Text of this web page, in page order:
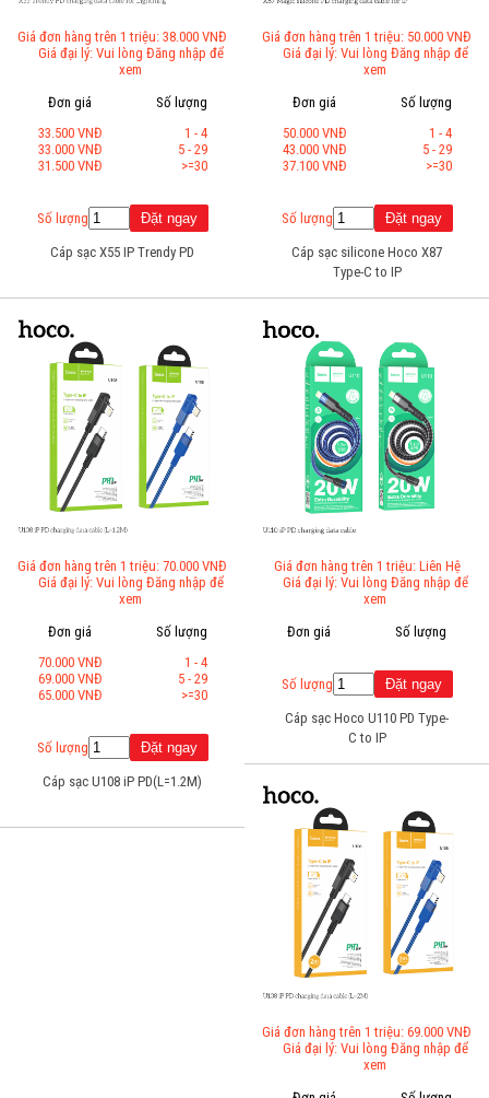
Giá đơn hàng trên 1 triệu: 38.000 VNĐ
Giá đại lý: Vui lòng Đăng nhập để
xem
Đơn giá
33.500 VNĐ
33.000 VNĐ
31.500 VNĐ
Số lượng
1 - 4
5 - 29
>=30
Số lượng
Cáp sạc X55 IP Trendy PD
Giá đơn hàng trên 1 triệu: 50.000 VNĐ
Giá đại lý: Vui lòng Đăng nhập để
xem
Đơn giá
50.000 VNĐ
43.000 VNĐ
37.100 VNĐ
Số lượng
1 - 4
5 - 29
>=30
Số lượng
Cáp sạc silicone Hoco X87
Type-C to IP
Giá đơn hàng trên 1 triệu: 70.000 VNĐ
Giá đại lý: Vui lòng Đăng nhập để
xem
Đơn giá
70.000 VNĐ
69.000 VNĐ
65.000 VNĐ
Số lượng
1 - 4
5 - 29
>=30
Số lượng
Cáp sạc U108 iP PD(L=1.2M)
Giá đơn hàng trên 1 triệu: Liên Hệ
Giá đại lý: Vui lòng Đăng nhập để
xem
Đơn giá
Số lượng
Số lượng
Cáp sạc Hoco U110 PD Type-
C to IP
Giá đơn hàng trên 1 triệu: 69.000 VNĐ
Giá đại lý: Vui lòng Đăng nhập để
xem